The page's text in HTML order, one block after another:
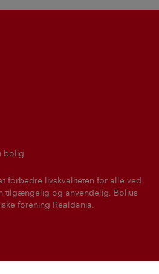
bolig
forbedre livskvaliteten for alle ved
tilgængelig og anvendelig. Bolius
forening Realdania.